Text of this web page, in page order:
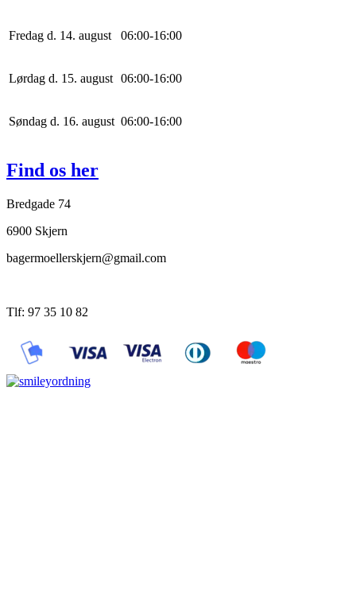
Fredag d. 14. august 06:00-16:00
Lørdag d. 15. august 06:00-16:00
Søndag d. 16. august 06:00-16:00
Find os her
Bredgade 74
6900 Skjern
bagermoellerskjern@gmail.com
Tlf: 97 35 10 82